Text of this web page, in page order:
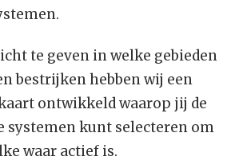
te geven in welke gebieden
bestrijken hebben wij een
ontwikkeld waarop jij de
systemen kunt selecteren om
waar actief is.